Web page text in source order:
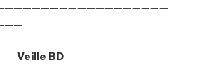
Veille BD